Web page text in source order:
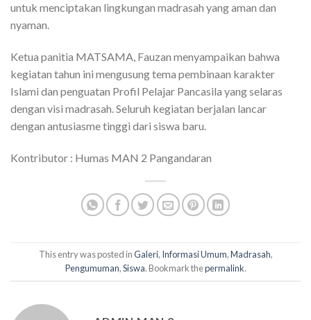
untuk menciptakan lingkungan madrasah yang aman dan
nyaman.
Ketua panitia MATSAMA, Fauzan menyampaikan bahwa
kegiatan tahun ini mengusung tema pembinaan karakter
Islami dan penguatan Profil Pelajar Pancasila yang selaras
dengan visi madrasah. Seluruh kegiatan berjalan lancar
dengan antusiasme tinggi dari siswa baru.
Kontributor : Humas MAN 2 Pangandaran
This entry was posted inGaleri, Informasi Umum,Madrasah,
Pengumuman,Siswa. Bookmark thepermalink.